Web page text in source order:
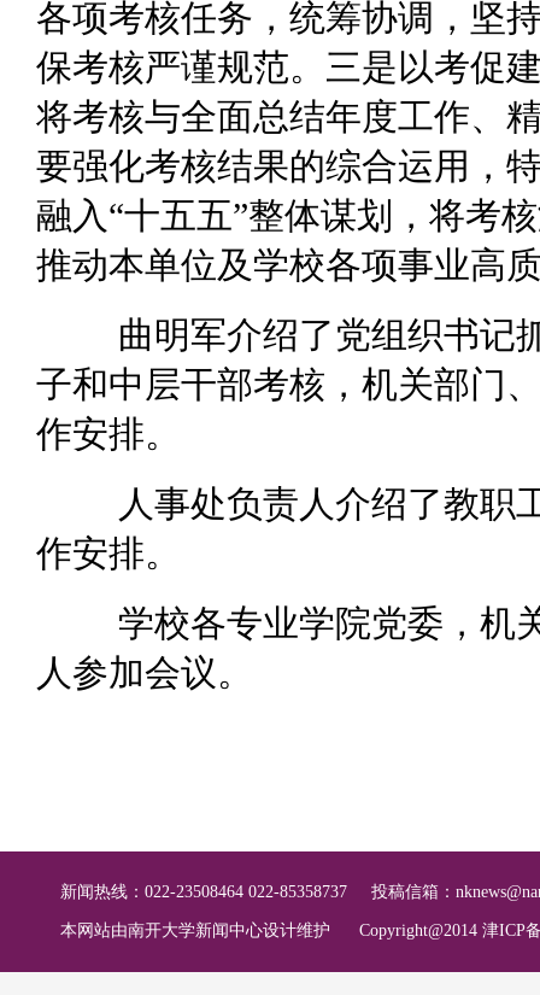
各项考核任务，统筹协调，坚
保考核严谨规范。三是以考促
将考核与全面总结年度工作、
要强化考核结果的综合运用，
融入“十五五”整体谋划，将考
推动本单位及学校各项事业高
曲明军介绍了党组织书记
子和中层干部考核，机关部门
作安排。
人事处负责人介绍了教职
作安排。
学校各专业学院党委，机
人参加会议。
新闻热线：022-23508464 022-85358737 投稿信箱：
本网站由南开大学新闻中心设计维护 Copyright@2014 津ICP